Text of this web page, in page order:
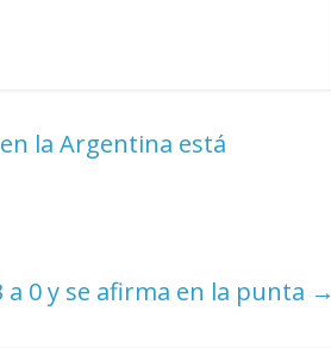
la Argentina está
0 y se afirma en la punta →